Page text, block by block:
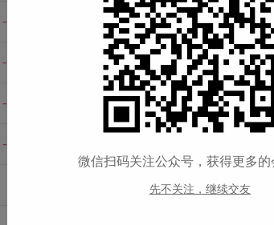
-- 交友类型
-- 宗教信仰
-- 喝酒情况
--
微信扫码关注公众号，获得更多的
先不关注，继续交友